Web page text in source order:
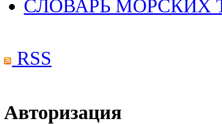
СЛОВАРЬ МОРСКИХ
RSS
Авторизация